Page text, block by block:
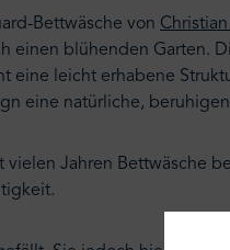
Bettwäsche von
einen blühenden Garten.
eine leicht erhabene
eine natürliche,
vielen Jahren Bettwäsche